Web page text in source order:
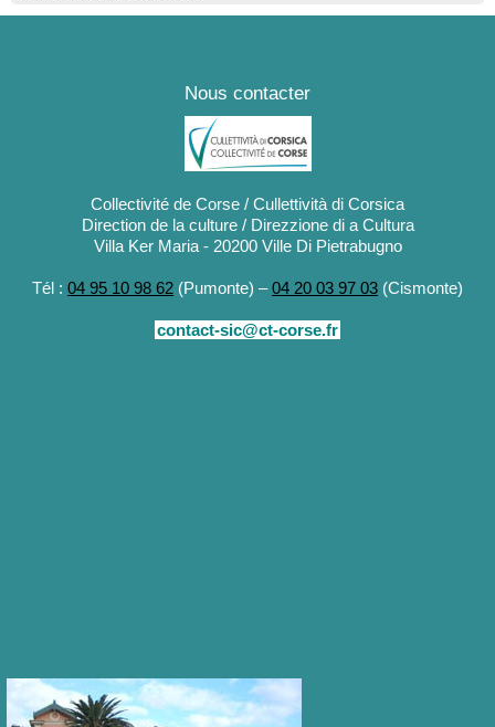
Nous contacter
Collectivité de Corse / Cullettività di Corsica
Direction de la culture / Direzzione di a Cultura
Villa Ker Maria - 20200 Ville Di Pietrabugno
Tél : 04 95 10 98 62 (Pumonte) –04 20 03 97 03 (Cismonte)
contact-sic@ct-corse.fr